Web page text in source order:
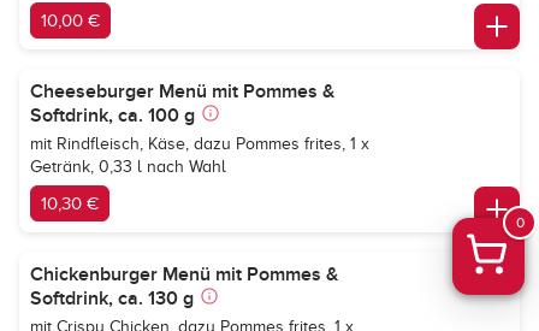
10,00 €
Cheeseburger Menü mit Pommes &
Softdrink, ca. 100 g
mit Rindfleisch, Käse, dazu Pommes frites, 1 x
Getränk, 0,33 l nach Wahl
10,30 €
Chickenburger Menü mit Pommes &
Softdrink, ca. 130 g
mit Crispy Chicken, dazu Pommes frites, 1 x
0